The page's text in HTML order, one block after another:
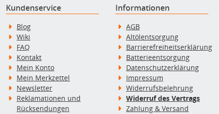
Kundenservice
Blog
Wiki
FAQ
Kontakt
Mein Konto
Mein Merkzettel
Newsletter
Reklamationen und
Rücksendungen
Informationen
AGB
Altölentsorgung
Barrierefreiheitserklärung
Batterieentsorgung
Datenschutzerklärung
Impressum
Widerrufsbelehrung
Widerruf des Vertrags
Zahlung & Versand